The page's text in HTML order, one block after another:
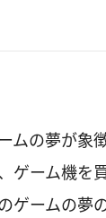
ムの夢が象
ゲーム機を
ゲームの夢